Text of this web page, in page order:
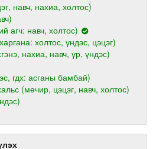
навч, нахиа, холтос)
агч: навч, холтос)
холтос, үндэс, цэцэг)
нахиа, навч, үр, үндэс)
гдх: асганы бамбай)
(мөчир, цэцэг, навч, холтос)